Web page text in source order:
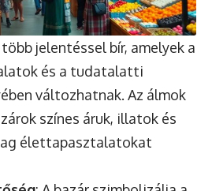
jelentéssel bír, amelyek a
és a tudatalatti
változhatnak. Az álmok
színes áruk, illatok és
élettapasztalatokat